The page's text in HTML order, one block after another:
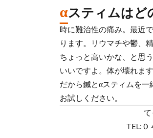
αスティムはど
時に難治性の痛み。最近
ります。リウマチや鬱、
ちょっと高いかな、と思
いいですよ。体が壊れま
だから鍼とαスティムを
お試しください。
て
TEL:０